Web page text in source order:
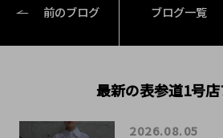
前のブログ ブログ一覧
最新の表参道1号
2026.08.05